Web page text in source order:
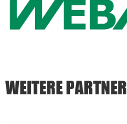
WEITERE PARTNER